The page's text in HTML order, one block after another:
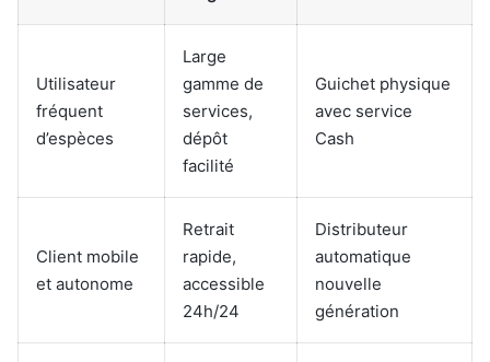
Utilisateur
fréquent
d’espèces
Large
gamme de
services,
dépôt
facilité
Guichet physique
avec service
Cash
Client mobile
et autonome
Retrait
rapide,
accessible
24h/24
Distributeur
automatique
nouvelle
génération